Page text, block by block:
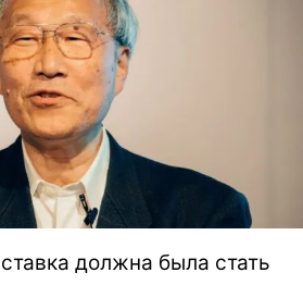
должна была стать